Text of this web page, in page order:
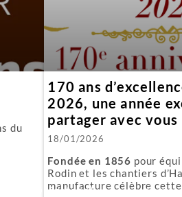
(Onigatana)
du
170 ans
2026, une année
partager avec vous
18/01/2026
Fondée en 1856 pour
Rodin et les chantiers
manufacture célèbre